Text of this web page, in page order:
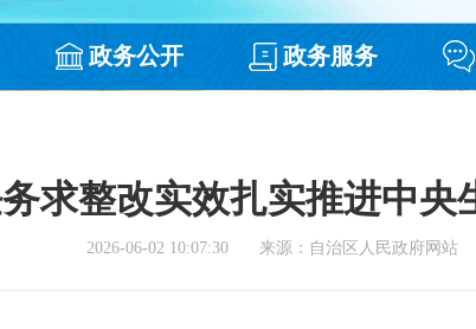
政务公开 政务服务
求整改实效扎实推进中
2026-06-02 10:07:30 来源：自治区人民政府网站